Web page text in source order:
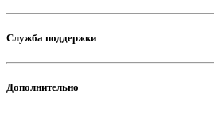
Служба поддержки
Дополнительно